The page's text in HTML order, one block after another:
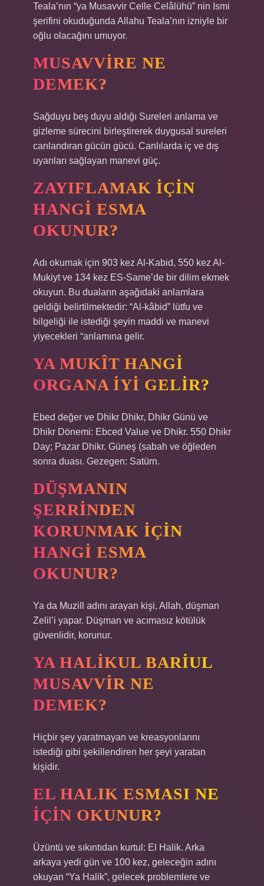
Teala’nın “ya Musavvir Celle Celâlühü” nin Ismi
şerifini okuduğunda Allahu Teala’nın izniyle bir
oğlu olacağını umuyor.
MUSAVVIRE NE
DEMEK?
Sağduyu beş duyu aldığı Sureleri anlama ve
gizleme sürecini birleştirerek duygusal sureleri
canlandıran gücün gücü. Canlılarda iç ve dış
uyarıları sağlayan manevi güç.
ZAYIFLAMAK IÇIN
HANGI ESMA
OKUNUR?
Adı okumak için 903 kez Al-Kabid, 550 kez Al-
Mukiyt ve 134 kez ES-Same’de bir dilim ekmek
okuyun. Bu duaların aşağıdaki anlamlara
geldiği belirtilmektedir: “Al-kâbid” lütfu ve
bilgeliği ile istediği şeyin maddi ve manevi
yiyecekleri “anlamına gelir.
YA MUKÎT HANGI
ORGANA IYI GELIR?
Ebed değer ve Dhikr Dhikr, Dhikr Günü ve
Dhikr Dönemi: Ebced Value ve Dhikr. 550 Dhikr
Day; Pazar Dhikr. Güneş (sabah ve öğleden
sonra duası. Gezegen: Satürn.
DÜŞMANIN
ŞERRINDEN
KORUNMAK IÇIN
HANGI ESMA
OKUNUR?
Ya da Muzill adını arayan kişi, Allah, düşman
Zelil’i yapar. Düşman ve acımasız kötülük
güvenlidir, korunur.
YA HALIKUL BARIUL
MUSAVVIR NE
DEMEK?
Hiçbir şey yaratmayan ve kreasyonlarını
istediği gibi şekillendiren her şeyi yaratan
kişidir.
EL HALIK ESMASI NE
IÇIN OKUNUR?
Üzüntü ve sıkıntıdan kurtul: El Halik. Arka
arkaya yedi gün ve 100 kez, geleceğin adını
okuyan “Ya Halik”, gelecek problemlere ve